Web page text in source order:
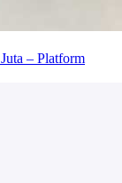
– Platform